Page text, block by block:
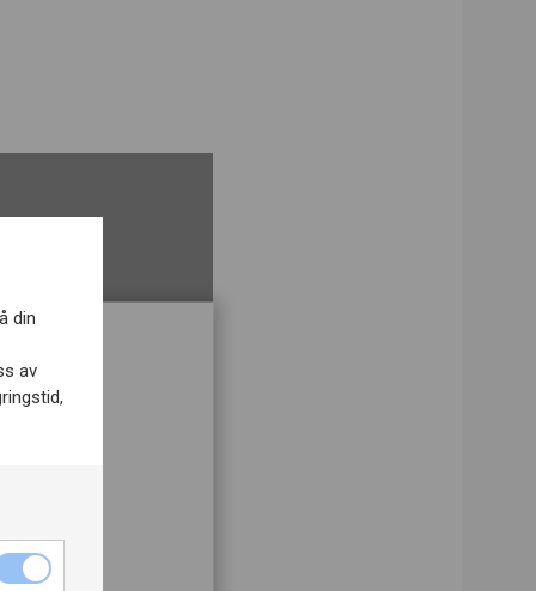
din
av